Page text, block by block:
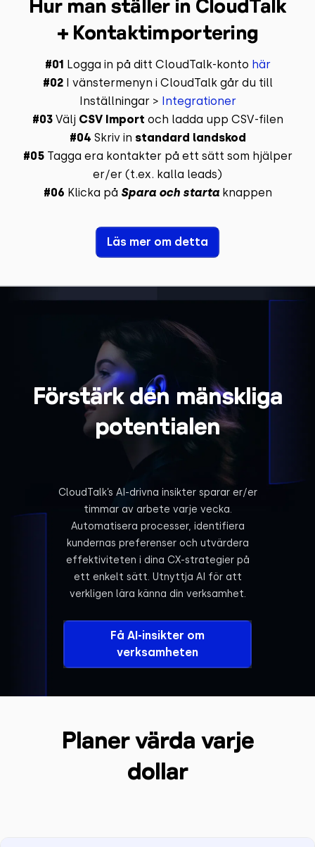
Hur man ställer in CloudTalk
+ Kontaktimportering
#01 Logga in på ditt CloudTalk-konto här
#02I vänstermenyn i CloudTalk går du till
Inställningar > Integrationer
#03Välj CSV Import och ladda upp CSV-filen
#04 Skriv in standard landskod
#05Tagga era kontakter på ett sätt som hjälper
er/er (t.ex. kalla leads)
#06 Klicka på Spara och startaknappen
Läs mer om detta
Förstärk den mänskliga
potentialen
CloudTalk’s AI-drivna insikter sparar er/er
timmar av arbete varje vecka.
Automatisera processer, identifiera
kundernas preferenser och utvärdera
effektiviteten i dina CX-strategier på
ett enkelt sätt. Utnyttja AI för att
verkligen lära känna din verksamhet.
Få AI-insikter om
verksamheten
Planer värda varje
dollar